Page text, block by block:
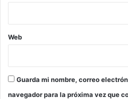
Web
Guarda mi nombre, correo
navegador para la próxima vez que